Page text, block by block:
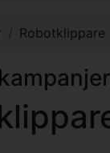
Robotklippare